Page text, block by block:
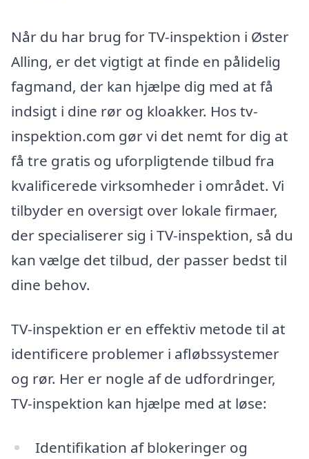
Når du har brug for TV-inspektion i Øster
Alling, er det vigtigt at finde en pålidelig
fagmand, der kan hjælpe dig med at få
indsigt i dine rør og kloakker. Hos tv-
inspektion.com gør vi det nemt for dig at
få tre gratis og uforpligtende tilbud fra
kvalificerede virksomheder i området. Vi
tilbyder en oversigt over lokale firmaer,
der specialiserer sig i TV-inspektion, så du
kan vælge det tilbud, der passer bedst til
dine behov.
TV-inspektion er en effektiv metode til at
identificere problemer i afløbssystemer
og rør. Her er nogle af de udfordringer,
TV-inspektion kan hjælpe med at løse:
Identifikation af blokeringer og